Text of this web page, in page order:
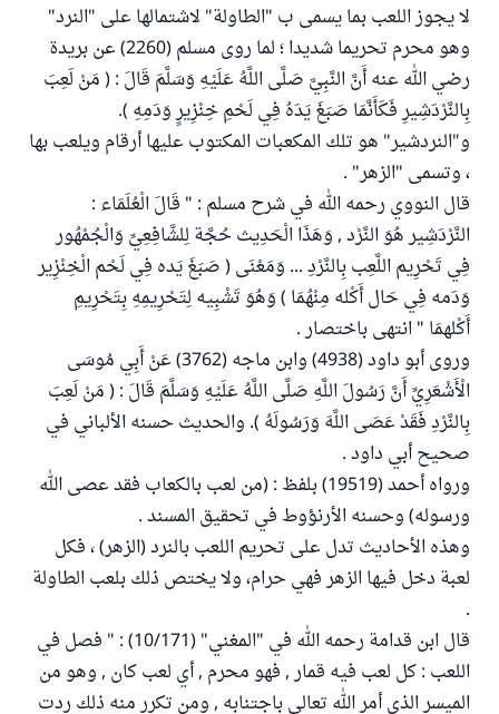
لا يجوز اللعب بما يسمى ب "الطاولة" لاشتمالها على "النرد"
وهو محرم تحريما شديدا ؛ لما روى مسلم (2260) عن بريدة
رضي الله عنه أَنَّ النَّبِيَّ صَلَّى اللَّهُ عَلَيْهِ وَسَلَّمَ قَالَ : ( مَنْ لَعِبَ
بِالنَّرْدَشِيرِ فَكَأَنَّمَا صَبَغَ يَدَهُ فِي لَحْمِ خِنْزِيرٍ وَدَمِهِ ).
و"النردشير" هو تلك المكعبات المكتوب عليها أرقام ويلعب بها
، وتسمى "الزهر" .
قال النووي رحمه الله في شرح مسلم : " قَالَ الْعُلَمَاء :
النَّرْدَشِير هُوَ النَّرْد , وَهَذَا الْحَدِيث حُجَّة لِلشَّافِعِيِّ وَالْجُمْهُور
فِي تَحْرِيم اللَّعِب بِالنَّرْدِ ... وَمَعْنَى ( صَبَغَ يَده فِي لَحْم الْخِنْزِير
وَدَمه فِي حَال أَكْله مِنْهُمَا ) وَهُوَ تَشْبِيه لِتَحْرِيمِهِ بِتَحْرِيمِ
أَكْلهمَا " انتهى باختصار .
وروى أبو داود (4938) وابن ماجه (3762) عَنْ أَبِي مُوسَى
الْأَشْعَرِيِّ أَنَّ رَسُولَ اللَّهِ صَلَّى اللَّهُ عَلَيْهِ وَسَلَّمَ قَالَ : ( مَنْ لَعِبَ
بِالنَّرْدِ فَقَدْ عَصَى اللَّهَ وَرَسُولَهُ ). والحديث حسنه الألباني في
صحيح أبي داود .
ورواه أحمد (19519) بلفظ : (من لعب بالكعاب فقد عصى الله
ورسوله) وحسنه الأرنؤوط في تحقيق المسند .
وهذه الأحاديث تدل على تحريم اللعب بالنرد (الزهر) ، فكل
لعبة دخل فيها الزهر فهي حرام، ولا يختص ذلك بلعب الطاولة
.
قال ابن قدامة رحمه الله في "المغني" (10/171) : " فصل في
اللعب : كل لعب فيه قمار , فهو محرم , أي لعب كان , وهو من
الميسر الذي أمر الله تعالى باجتنابه , ومن تكرر منه ذلك ردت